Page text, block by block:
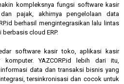
kompleksnya fungsi software kasir
pajak, akhirnya pengelolaan data
berhasil mengintegrasikan lalu lintas
cloud ERP.
software kasir toko, aplikasi kasir
YAZCORP.id lebih dari itu,
informasi data dan transaksi bisnis yang
tersinkronisasi dan cocok untuk